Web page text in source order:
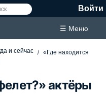
Войти
☰ Меню
и сейчас
«Где находится
актёры